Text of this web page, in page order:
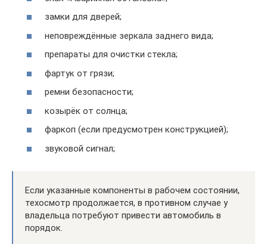
замки для дверей;
неповреждённые зеркала заднего вида;
препараты для очистки стекла;
фартук от грязи;
ремни безопасности;
козырёк от солнца;
фаркоп (если предусмотрен конструкцией);
звуковой сигнал;
Если указанные компоненты в рабочем состоянии,
техосмотр продолжается, в противном случае у
владельца потребуют привести автомобиль в
порядок.